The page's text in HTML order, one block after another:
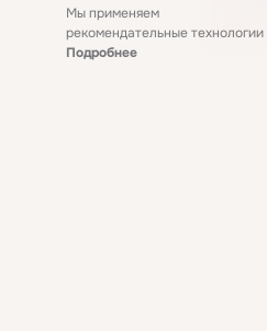
Мы применяем
рекомендательные технологии
Подробнее